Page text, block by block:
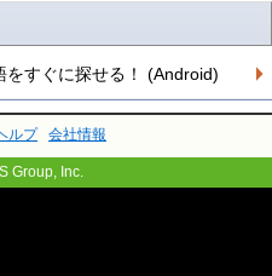
すぐに探せる！ (Android)
ルプ 会社情報
Group, Inc.